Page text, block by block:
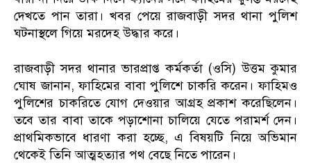
দেখতে পান তারা। খবর পেয়ে রাজবাড়ী সদর থানা পুলিশ
ঘটনাস্থলে গিয়ে মরদেহ উদ্ধার করে।
রাজবাড়ী সদর থানার ভারপ্রাপ্ত কর্মকর্তা (ওসি) উত্তম কুমার
ঘোষ জানান, ফাহিমের বাবা পুলিশে চাকরি করেন। ফাহিমও
পুলিশের চাকরিতে যোগ দেওয়ার আগ্রহ প্রকাশ করেছিলেন।
তবে তার বাবা তাকে পড়াশোনা চালিয়ে যেতে পরামর্শ দেন।
প্রাথমিকভাবে ধারণা করা হচ্ছে, এ বিষয়টি নিয়ে অভিমান
থেকেই তিনি আত্মহত্যার পথ বেছে নিতে পারেন।